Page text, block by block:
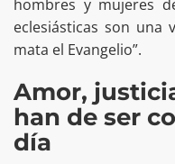
hombres y mujeres
eclesiásticas son una
mata el Evangelio”.
Amor,
han de ser
día